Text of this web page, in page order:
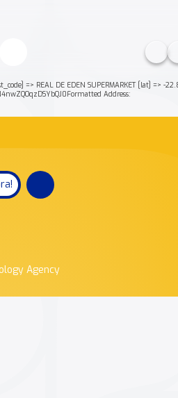
=> REAL DE EDEN SUPERMARKET [lat] =>
Address:
Agency